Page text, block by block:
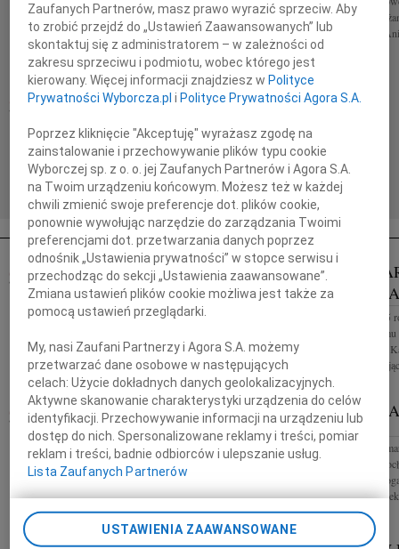
Prezesowi Zarządu Mercedes-Benz Grupa Wróbel
wyrazy głębokiego współczucia oraz rotariańskiej
solidarności z powodu...
Zarząd oraz
z o.o. Wrocław
HALINA HANNA
Halina Hanna Kościelniak Zmarła 30.06.2026 roku
Pogrzeb odbędzie się w dniu 4.08.2026 roku na
Cmentarzu Bródnowskim. Zawiadamia połączona w
smutku rodzina
ANDRZEJ JAROSIŃSKI WIEK: 82
07.05.2025WROCŁAW
Dnia 2 maja 2025 roku zmarł w wieku 81 lat Andrzej
maja 2025 roku o godzinie 12.00 na Cmentarzu
Grabiszynskim. Rodzina
ANNA
21 kwietnia 2025
Jurgowiak z
przyjaciele: Irma
Bergman,
30.04.2025WROCŁAW
Z wielkim smutkiem przyjęliśmy wiadomość o
odejściu Pani Krystyny Grochowskiej naszej
wieloletniej pracownicy i wspaniałej Koleżanki.
Rodzinie składamy wyrazy szczerego...
WROCŁAW
Żegnamy
sceny Opery
reżysera i
współczucia
Zaufanych Partnerów, masz prawo wyrazić sprzeciw. Aby
to zrobić przejdź do „Ustawień Zaawansowanych” lub
skontaktuj się z administratorem – w zależności od
zakresu sprzeciwu i podmiotu, wobec którego jest
kierowany. Więcej informacji znajdziesz wPolityce
Prywatności Wyborcza.pl iPolityce Prywatności Agora S.A.
Poprzez kliknięcie "Akceptuję" wyrażasz zgodę na
zainstalowanie i przechowywanie plików typu cookie
Wyborczej sp. z o. o. jej Zaufanych Partnerów i Agora S.A.
na Twoim urządzeniu końcowym. Możesz też w każdej
chwili zmienić swoje preferencje dot. plików cookie,
ponownie wywołując narzędzie do zarządzania Twoimi
preferencjami dot. przetwarzania danych poprzez
odnośnik „Ustawienia prywatności” w stopce serwisu i
przechodząc do sekcji „Ustawienia zaawansowane”.
Zmiana ustawień plików cookie możliwa jest także za
pomocą ustawień przeglądarki.
My, nasi Zaufani Partnerzy i Agora S.A. możemy
przetwarzać dane osobowe w następujących
celach:Użycie dokładnych danych geolokalizacyjnych.
Aktywne skanowanie charakterystyki urządzenia do celów
identyfikacji. Przechowywanie informacji na urządzeniu lub
dostęp do nich. Spersonalizowane reklamy i treści, pomiar
reklam i treści, badnie odbiorców i ulepszanie usług.
Lista Zaufanych Partnerów
USTAWIENIA ZAAWANSOWANE